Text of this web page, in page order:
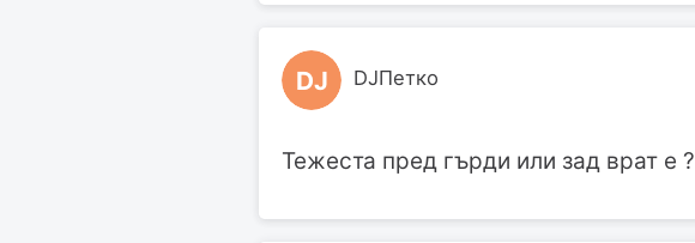
DJ DJПетко
Тежеста пред гърди или зад врат е ?